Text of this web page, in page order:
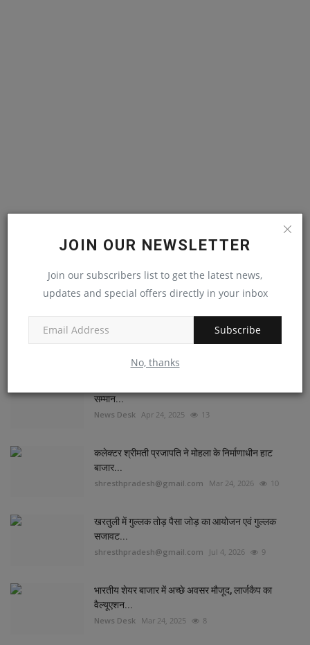
JOIN OUR NEWSLETTER
Join our subscribers list to get the latest news,
updates and special offers directly in your inbox
Subscribe
No, thanks
महत्वपूर्ण खबरें
This Week This Month All Time
भटके कदमों को नई दिशा: सुकमा में पुनर्वास से विकास की
कहानी...
shresthpradesh@gmail.com Apr 13, 2026 17
सम्मान...
News Desk Apr 24, 2025 13
कलेक्टर श्रीमती प्रजापति ने मोहला के निर्माणाधीन हाट
बाजार...
shresthpradesh@gmail.com Mar 24, 2026 10
खरतुली में गुल्लक तोड़ पैसा जोड़ का आयोजन एवं गुल्लक
सजावट...
shresthpradesh@gmail.com Jul 4, 2026 9
भारतीय शेयर बाजार में अच्छे अवसर मौजूद, लार्जकैप का
वैल्यूएशन...
News Desk Mar 24, 2025 8